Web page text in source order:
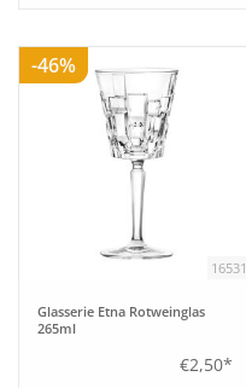
-46%
16531
Glasserie Etna Rotweinglas
265ml
€2,50*